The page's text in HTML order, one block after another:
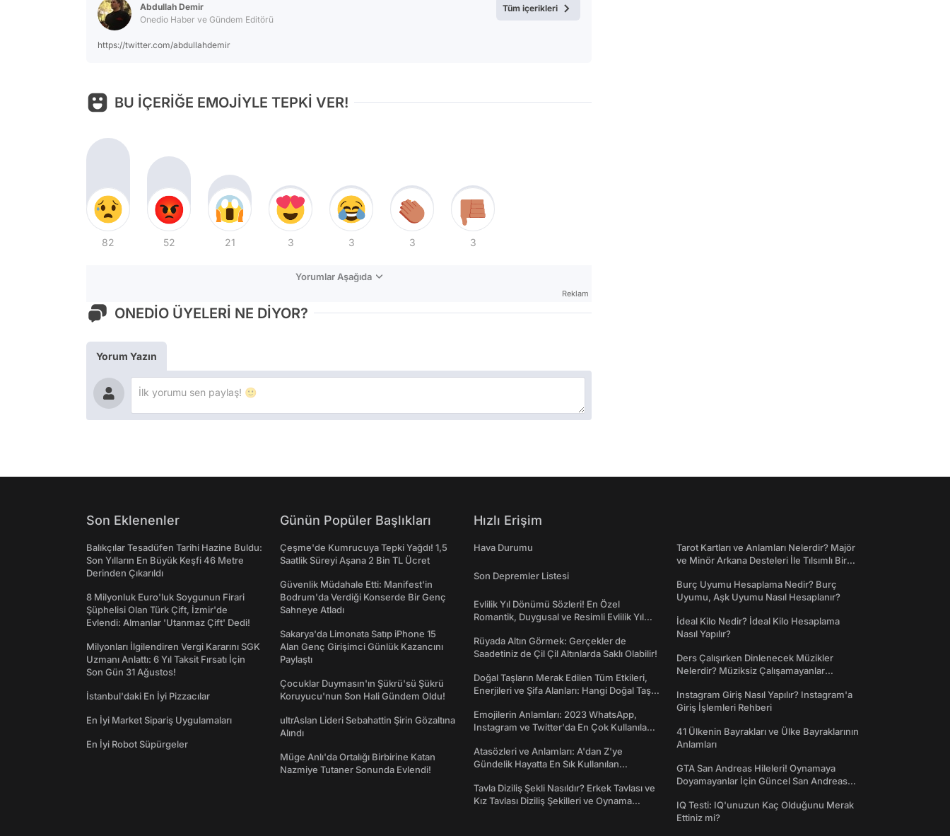
Abdullah Demir
Onedio Haber ve Gündem Editörü
https://twitter.com/abdullahdemir
Tüm içerikleri
BU İÇERİĞE EMOJİYLE TEPKİ VER!
82 52 21 3 3 3 3
Yorumlar Aşağıda
Reklam
ONEDİO ÜYELERİ NE DİYOR?
Yorum Yazın
Son Eklenenler
Balıkçılar Tesadüfen Tarihi Hazine Buldu:
Son Yılların En Büyük Keşfi 46 Metre
Derinden Çıkarıldı
8 Milyonluk Euro'luk Soygunun Firari
Şüphelisi Olan Türk Çift, İzmir'de
Evlendi: Almanlar 'Utanmaz Çift' Dedi!
Milyonları İlgilendiren Vergi Kararını SGK
Uzmanı Anlattı: 6 Yıl Taksit Fırsatı İçin
Son Gün 31 Ağustos!
İstanbul'daki En İyi Pizzacılar
En İyi Market Sipariş Uygulamaları
En İyi Robot Süpürgeler
Günün Popüler Başlıkları
Çeşme'de Kumrucuya Tepki Yağdı! 1,5
Saatlik Süreyi Aşana 2 Bin TL Ücret
Güvenlik Müdahale Etti: Manifest'in
Bodrum'da Verdiği Konserde Bir Genç
Sahneye Atladı
Sakarya'da Limonata Satıp iPhone 15
Alan Genç Girişimci Günlük Kazancını
Paylaştı
Çocuklar Duymasın'ın Şükrü'sü Şükrü
Koruyucu'nun Son Hali Gündem Oldu!
ultrAslan Lideri Sebahattin Şirin Gözaltına
Alındı
Müge Anlı'da Ortalığı Birbirine Katan
Nazmiye Tutaner Sonunda Evlendi!
Hızlı Erişim
Hava Durumu
Son Depremler Listesi
Evlilik Yıl Dönümü Sözleri! En Özel
Romantik, Duygusal ve Resimli Evlilik Yıl
Rüyada Altın Görmek: Gerçekler de
Saadetiniz de Çil Çil Altınlarda Saklı Olabilir!
Doğal Taşların Merak Edilen Tüm Etkileri,
Enerjileri ve Şifa Alanları: Hangi Doğal Taş
Emojilerin Anlamları: 2023 WhatsApp,
Instagram ve Twitter'da En Çok Kullanılan
Atasözleri ve Anlamları: A'dan Z'ye
Gündelik Hayatta En Sık Kullanılan
Tavla Diziliş Şekli Nasıldır? Erkek Tavlası ve
Kız Tavlası Diziliş Şekilleri ve Oynama
Tarot Kartları ve Anlamları Nelerdir? Majör
ve Minör Arkana Desteleri İle Tılsımlı Bir
Burç Uyumu Hesaplama Nedir? Burç
Uyumu, Aşk Uyumu Nasıl Hesaplanır?
İdeal Kilo Nedir? İdeal Kilo Hesaplama
Nasıl Yapılır?
Ders Çalışırken Dinlenecek Müzikler
Nelerdir? Müziksiz Çalışamayanlar
Instagram Giriş Nasıl Yapılır? Instagram'a
Giriş İşlemleri Rehberi
41 Ülkenin Bayrakları ve Ülke Bayraklarının
Anlamları
GTA San Andreas Hileleri! Oynamaya
Doyamayanlar İçin Güncel San Andreas
IQ Testi: IQ'unuzun Kaç Olduğunu Merak
Ettiniz mi?